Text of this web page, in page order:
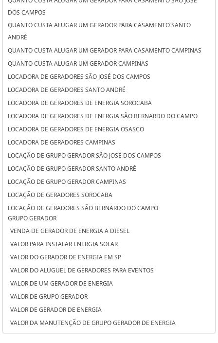
DOS CAMPOS
QUANTO CUSTA ALUGAR UM GERADOR PARA CASAMENTO SANTO
ANDRÉ
QUANTO CUSTA ALUGAR UM GERADOR PARA CASAMENTO CAMPINAS
QUANTO CUSTA ALUGAR UM GERADOR CAMPINAS
LOCADORA DE GERADORES SÃO JOSÉ DOS CAMPOS
LOCADORA DE GERADORES SANTO ANDRÉ
LOCADORA DE GERADORES DE ENERGIA SOROCABA
LOCADORA DE GERADORES DE ENERGIA SÃO BERNARDO DO CAMPO
LOCADORA DE GERADORES DE ENERGIA OSASCO
LOCADORA DE GERADORES CAMPINAS
LOCAÇÃO DE GRUPO GERADOR SÃO JOSÉ DOS CAMPOS
LOCAÇÃO DE GRUPO GERADOR SANTO ANDRÉ
LOCAÇÃO DE GRUPO GERADOR CAMPINAS
LOCAÇÃO DE GERADORES SOROCABA
LOCAÇÃO DE GERADORES SÃO BERNARDO DO CAMPO
LOCAÇÃO DE GERADORES PARA CASAMENTO SOROCABA
LOCAÇÃO DE GERADORES PARA CASAMENTO SÃO BERNARDO DO
CAMPO
LOCAÇÃO DE GERADORES PARA CASAMENTO OSASCO
LOCAÇÃO DE GERADORES OSASCO
LOCAÇÃO DE GERADORES DE ENERGIA SÃO JOSÉ DOS CAMPOS
LOCAÇÃO DE GERADORES DE ENERGIA SANTO ANDRÉ
LOCAÇÃO DE GERADORES DE ENERGIA A DIESEL SOROCABA
LOCAÇÃO DE GERADORES DE ENERGIA A DIESEL SÃO BERNARDO DO
GRUPO GERADOR
VENDA DE GERADOR DE ENERGIA A DIESEL
VALOR PARA INSTALAR ENERGIA SOLAR
VALOR DO GERADOR DE ENERGIA EM SP
VALOR DO ALUGUEL DE GERADORES PARA EVENTOS
VALOR DE UM GERADOR DE ENERGIA
VALOR DE GRUPO GERADOR
VALOR DE GERADOR DE ENERGIA
VALOR DA MANUTENÇÃO DE GRUPO GERADOR DE ENERGIA
VALOR ALUGUEL GERADOR